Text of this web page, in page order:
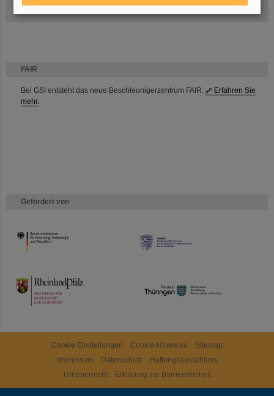
FAIR
Bei GSI entsteht das neue Beschleunigerzentrum FAIR.
Erfahren Sie
mehr.
Gefördert von
HMWK
TMWWDG
Cookie Einstellungen Cookie-Hinweise
Sitemap
Impressum
Datenschutz
Haftungsausschluss
Urheberrecht
Erklärung zur Barrierefreiheit